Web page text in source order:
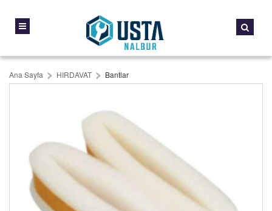
Ana Sayfa HIRDAVAT Bantlar